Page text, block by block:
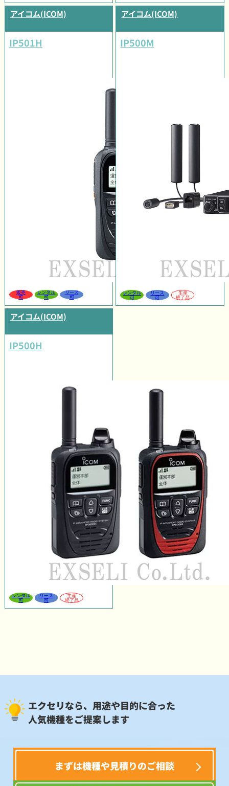
アイコム(ICOM)
IP501H
販売
可
レンタル
可
リース
可
アイコム(ICOM)
IP500M
レンタル
可
リース
可
生産
終了品
アイコム(ICOM)
IP500H
レンタル
可
リース
可
生産
終了品
エクセリなら、用途や目的に合った
人気機種をご提案します
まずは機種や見積りのご相談